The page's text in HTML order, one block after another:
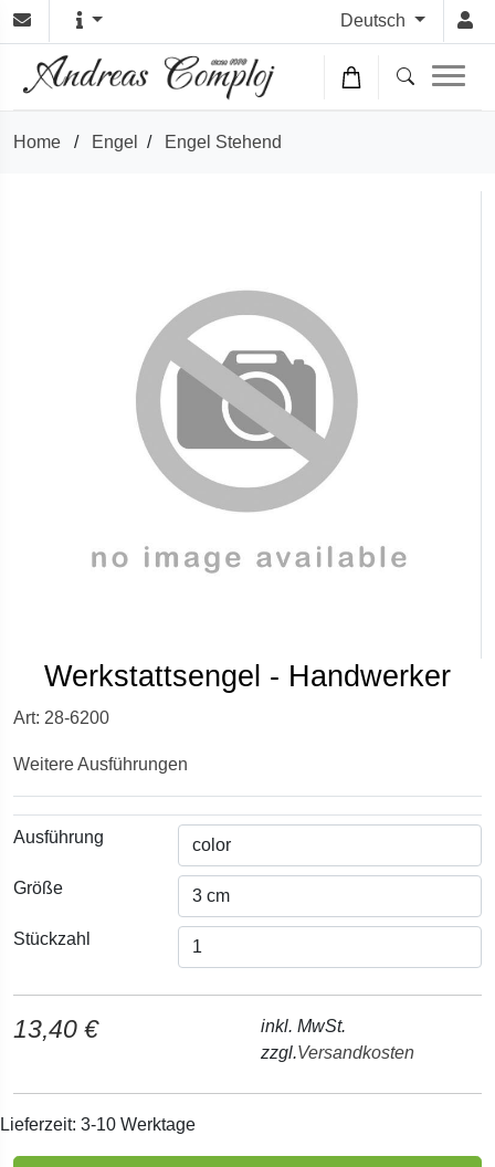
Deutsch
Home / Engel / Engel Stehend
Werkstattsengel - Handwerker
Art: 28-6200
Weitere Ausführungen
Ausführung
Größe
Stückzahl
13,40 €
inkl. MwSt.
zzgl.Versandkosten
Lieferzeit: 3-10 Werktage